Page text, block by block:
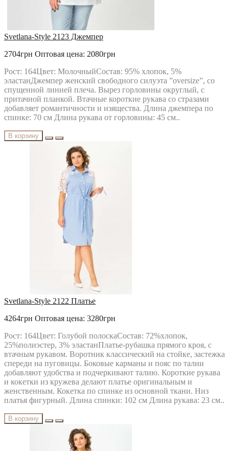
Svetlana-Style 2123 Джемпер
2704грн Оптовая цена: 2080грн
Рост: 164Цвет: МолочныйСостав: 95% хлопок, 5%
эластанДжемпер женский свободного силуэта ”oversize”, со
спущенной линией плеча. Вырез горловины округлый, с
притачной планкой. Втачные короткие рукава со стразами
добавляет романтичности и изящества. Длина джемпера по
спинке: 70 см Длина рукава от горловины: 45 см..
В корзину
Svetlana-Style 2122 Платье
4264грн Оптовая цена: 3280грн
Рост: 164Цвет: Голубой полоскаСостав: 72%хлопок,
25%полиэстер, 3% эластанПлатье-рубашка прямого кроя, с
втачным рукавом. Воротник классический на стойке, застежка
спереди на пуговицы. Боковые карманы и пояс по талии
добавляют удобства и подчеркивают талию. Короткие рукава
и кокетки из кружева делают платье оригинальным и
женственным. Кокетка по спинке из основной ткани. Низ
платья фигурный. Длина спинки: 102 см Длина рукава: 23 см..
В корзину